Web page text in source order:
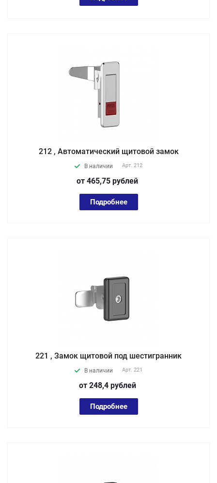
212 , Автоматический щитовой замок
В наличии Арт. 212
от 465,75 рублей
Подробнее
221 , Замок щитовой под шестигранник
В наличии Арт. 221
от 248,4 рублей
Подробнее